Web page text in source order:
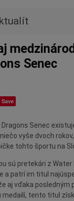
Senec
Save
Dragons Senec
vyše dvoch
tohto športu na
sú pretekári z Water
a patrí im titul
aj vďaka posledným
medailí, tento titul